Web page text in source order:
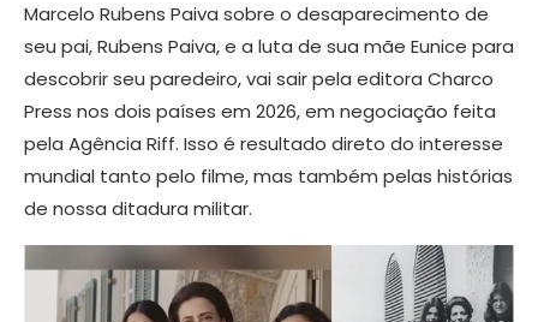
Marcelo Rubens Paiva sobre o desaparecimento de
seu pai, Rubens Paiva, e a luta de sua mãe Eunice para
descobrir seu paredeiro, vai sair pela editora Charco
Press nos dois países em 2026, em negociação feita
pela Agência Riff. Isso é resultado direto do interesse
mundial tanto pelo filme, mas também pelas histórias
de nossa ditadura militar.